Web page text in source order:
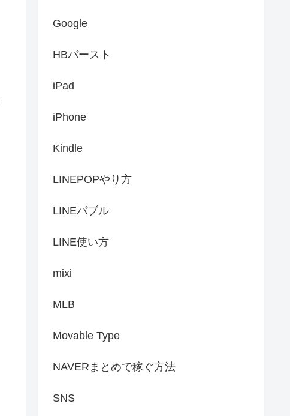
Google
HBバースト
iPad
iPhone
Kindle
LINEPOPやり方
LINEバブル
LINE使い方
mixi
MLB
Movable Type
NAVERまとめで稼ぐ方法
SNS